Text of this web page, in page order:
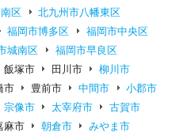
区
北九州市八幡東区
福岡市博多区
福岡市中央区
城南区
福岡市早良区
飯塚市 田川市
柳川市
市 豊前市 中間市
小郡市
宗像市 太宰府市
古賀市
麻市 朝倉市
みやま市